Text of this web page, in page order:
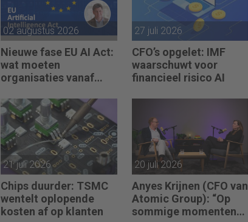
02 augustus 2026
Nieuwe fase EU AI Act:
wat moeten
organisaties vanaf
regelen?
27 juli 2026
CFO’s opgelet: IMF
waarschuwt voor
financieel risico AI
21 juli 2026
Chips duurder: TSMC
wentelt oplopende
kosten af op klanten
20 juli 2026
Anyes Krijnen (CFO van
Atomic Group): “Op
sommige momenten